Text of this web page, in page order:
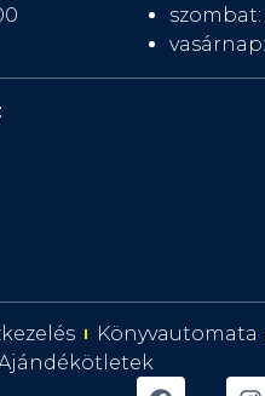
szombat:
Könyvautomata